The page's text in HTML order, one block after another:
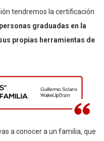
tendremos la certificación
graduadas en la
propias herramientas de
a conocer a un familia, que